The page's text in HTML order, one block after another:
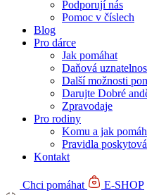
Podporují nás
Pomoc v číslech
Blog
Pro dárce
Jak pomáhat
Daňová
Další možnosti
Darujte Dobré
Zpravodaje
Pro rodiny
Komu a jak
Pravidla
Kontakt
Chci pomáhat
E-SHOP